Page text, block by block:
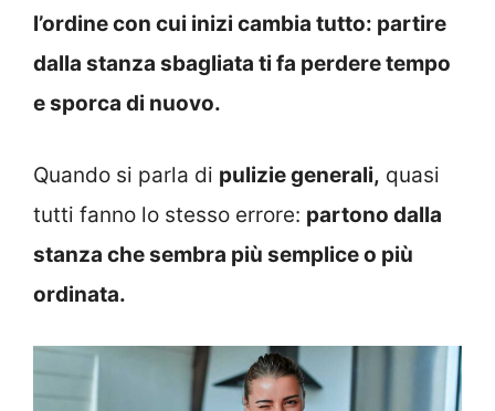
l’ordine con cui inizi cambia tutto: partire
dalla stanza sbagliata ti fa perdere tempo
e sporca di nuovo.
Quando si parla di pulizie generali, quasi
tutti fanno lo stesso errore: partono dalla
stanza che sembra più semplice o più
ordinata.